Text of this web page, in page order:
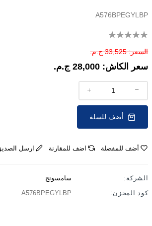
A576BPEGYLBP
السعر: 33,525 ج.م.
سعر الكاش: 28,000 ج.م.
أضف للسلة
أضف للمفضلة اضف للمقارنة ارسل
الشركة:
سامسونج
كود المخزن:
A576BPEGYLBP